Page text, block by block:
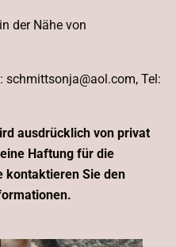
der Nähe von
schmittsonja@aol.com, Tel:
ausdrücklich von privat
Haftung für die
kontaktieren Sie den